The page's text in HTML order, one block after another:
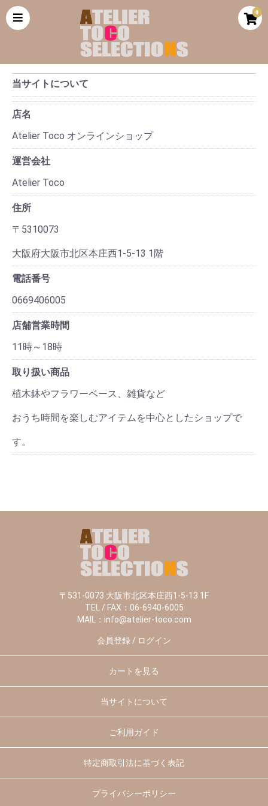
0
当サイトについて
店名
Atelier Toco オンラインショップ
運営会社
Atelier Toco
住所
〒5310073
大阪府大阪市北区本庄西1-5-13 1階
電話番号
0669406005
店舗営業時間
11時～18時
取り扱い商品
植木鉢やフラワーベース、雑貨など
おうち時間を楽しむアイテムを中心としたショップで
す。
〒531-0073 大阪市北区本庄西1-5-13 1F
TEL / FAX：06-6940-6005
MAIL：info@atelier-toco.com
会員登録 / ログイン
カートを見る
当サイトについて
ご利用ガイド
特定商取引法に基づく表記
プライバシーポリシー